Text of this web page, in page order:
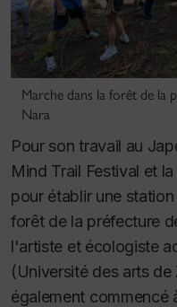
Marche dans la forêt de la
Nara
Pour son travail au
Mind Trail Festival et
pour établir une
forêt de la préfecture
l'artiste et écologiste
(Université des arts
également commencé